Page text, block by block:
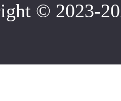
© 2023-